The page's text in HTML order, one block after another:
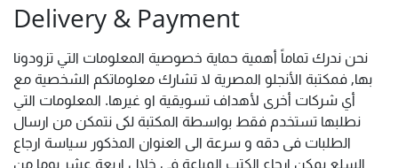
Delivery & Payment
نحن ندرك تماماً أهمية حماية خصوصية المعلومات التي تزودونا
بها, فمكتبة الأنجلو المصرية لا تشارك معلوماتكم الشخصية مع
أي شركات أخرى لأهداف تسويقية او غيرها. المعلومات التي
نطلبها تستخدم فقط بواسطة المكتبة لكى نتمكن من ارسال
الطلبات فى دقه و سرعة الى العنوان المذكور سياسة ارجاع
السلع يمكن ارجاع الكتب المباعة فى خلال اربعة عشر يوما من